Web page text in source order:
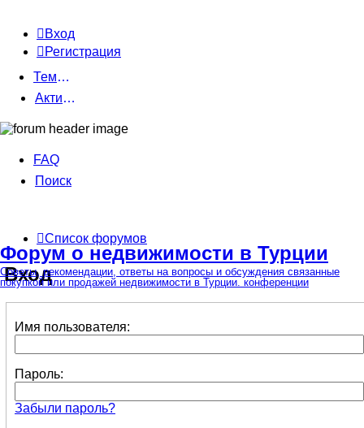
Вход
Регистрация
Темы без ответов
Активные темы
Форум о недвижимости в Турции
Советы, рекомендации, ответы на вопросы и обсуждения связанные
покупкой или продажей недвижимости в Турции. конференции
FAQ
Поиск
Список форумов
Вход
Имя пользователя:
Пароль:
Забыли пароль?